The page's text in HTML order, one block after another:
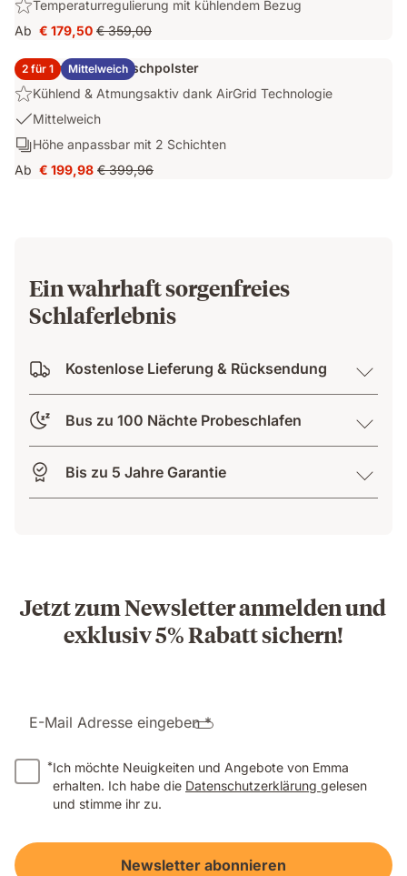
Highlight:
Temperaturregulierung
mit
kühlendem
Bezug
Temperaturregulierung mit kühlendem Bezug
Ab
Preis
€ 179,50
€ 179,50 Ursprünglicher
Preis
€ 359,00
€ 359,00
2 für 1 Mittelweich
2x Emma Elite Flauschpolster
Highlight:
Kühlend
&
Atmungsaktiv
dank
Kühlend & Atmungsaktiv dank AirGrid Technologie
USP
1:
Mittelweich
Mittelweich
Schichten:
Höhe
anpassbar
Höhe anpassbar mit 2 Schichten
Ab
Preis
€ 199,98 Ursprünglicher
€ 399,96
Ein wahrhaft sorgenfreies
Schlaferlebnis
Kostenlose Lieferung & Rücksendung
Bus zu 100 Nächte Probeschlafen
Bis zu 5 Jahre Garantie
Jetzt zum Newsletter anmelden und
exklusiv 5% Rabatt sichern!
E-Mail Adresse eingeben *
*Ich möchte Neuigkeiten und Angebote von Emma
erhalten. Ich habe die Datenschutzerklärung gelesen
und stimme ihr zu.
Newsletter abonnieren